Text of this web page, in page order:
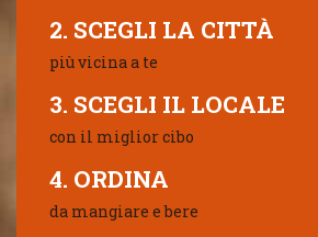
2. SCEGLI LA CITTÀ
più vicina a te
3. SCEGLI IL LOCALE
con il miglior cibo
4. ORDINA
da mangiare e bere